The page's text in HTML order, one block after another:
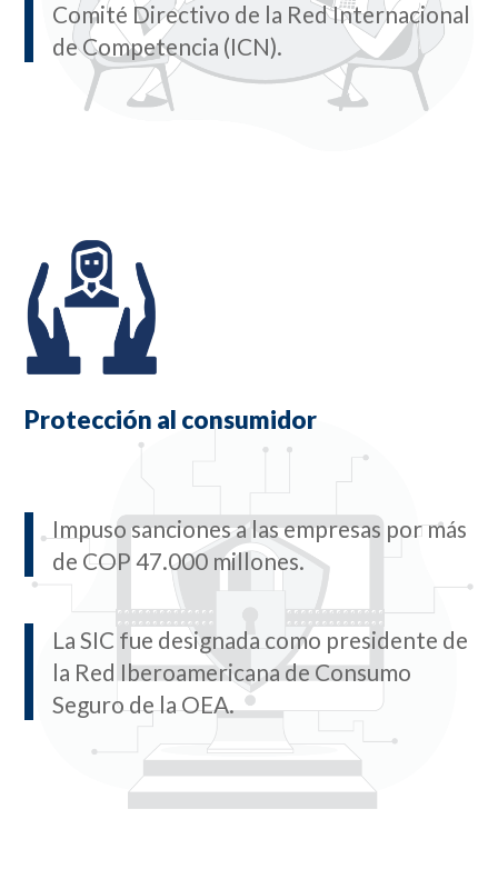
Comité Directivo de la Red Internacional
de Competencia (ICN).
Protección al consumidor
Impuso sanciones a las empresas por más
de COP 47.000 millones.
La SIC fue designada como presidente de
la Red Iberoamericana de Consumo
Seguro de la OEA.